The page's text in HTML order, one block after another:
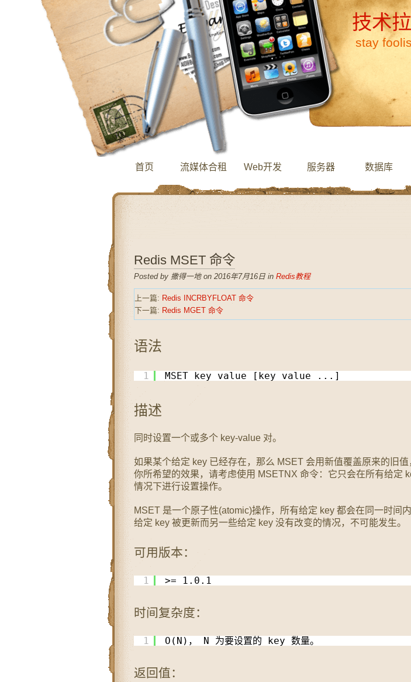
技术
stay
首页 流媒体合租 Web开发 服务器 数据库
Redis MSET 命令
Posted by 撒得一地 on 2016年7月16日 in Redis教程
上一篇: Redis INCRBYFLOAT 命令
下一篇: Redis MGET 命令
语法
1 MSET key value [key value ...]
描述
同时设置一个或多个 key-value 对。
如果某个给定 key 已经存在，那么 MSET 会用新值覆盖原来的旧
你所希望的效果，请考虑使用 MSETNX 命令：它只会在所有给定
情况下进行设置操作。
MSET 是一个原子性(atomic)操作，所有给定 key 都会在同一时间
给定 key 被更新而另一些给定 key 没有改变的情况，不可能发生。
可用版本：
1 >= 1.0.1
时间复杂度：
1 O(N)， N 为要设置的 key 数量。
返回值：